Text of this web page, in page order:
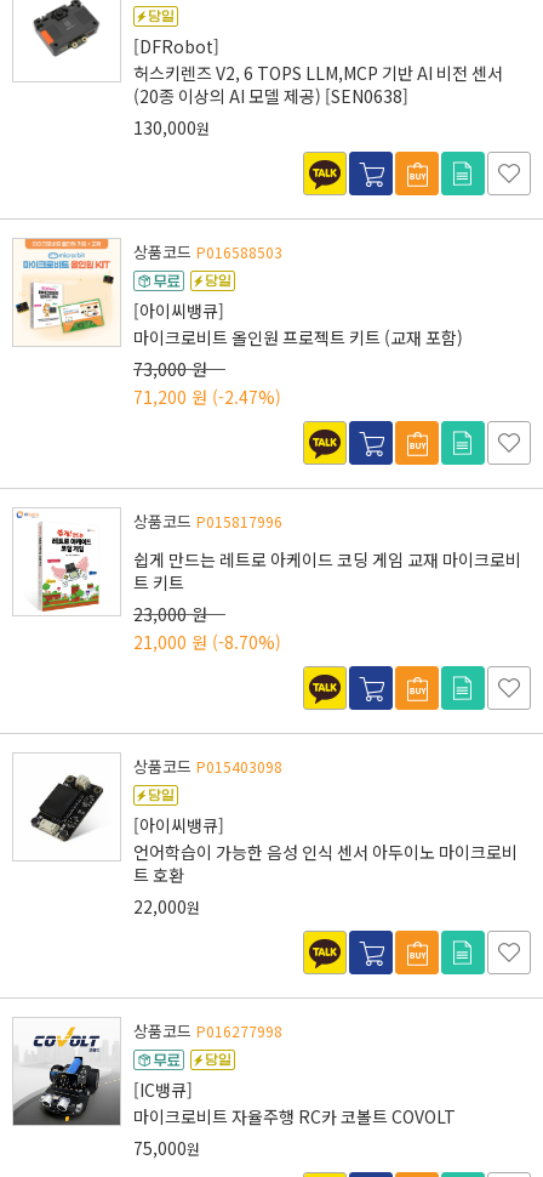
[DFRobot]
허스키렌즈 V2, 6 TOPS LLM,MCP 기반 AI 비전 센서
(20종 이상의 AI 모델 제공) [SEN0638]
130,000원
상품코드 P016588503
[아이씨뱅큐]
마이크로비트 올인원 프로젝트 키트 (교재 포함)
73,000 원
71,200 원 (-2.47%)
상품코드 P015817996
쉽게 만드는 레트로 아케이드 코딩 게임 교재 마이크로비
트 키트
23,000 원
21,000 원 (-8.70%)
상품코드 P015403098
[아이씨뱅큐]
언어학습이 가능한 음성 인식 센서 아두이노 마이크로비
트 호환
22,000원
상품코드 P016277998
[IC뱅큐]
마이크로비트 자율주행 RC카 코볼트 COVOLT
75,000원